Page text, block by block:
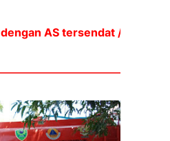
//